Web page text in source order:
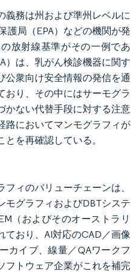
義務は州および準州レベルに
護局（EPA）などの機関が発
放射線基準がその一例であ
）は、乳がん検診機器に関す
公衆向け安全情報の発信を通
おり、その中にはサーモグラ
かない代替手段に対する注意
路においてマンモグラフィが
を再確認している。
ィのバリューチェーンは、
モグラフィおよびDBTシステ
（およびそのオーストラリ
ており、AI対応のCAD／画像
カイブ、線量／QAワークフ
フトウェア企業がこれを補完